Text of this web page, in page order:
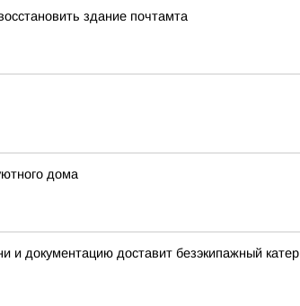
здание почтамта
дома
и документацию доставит безэкипажный катер